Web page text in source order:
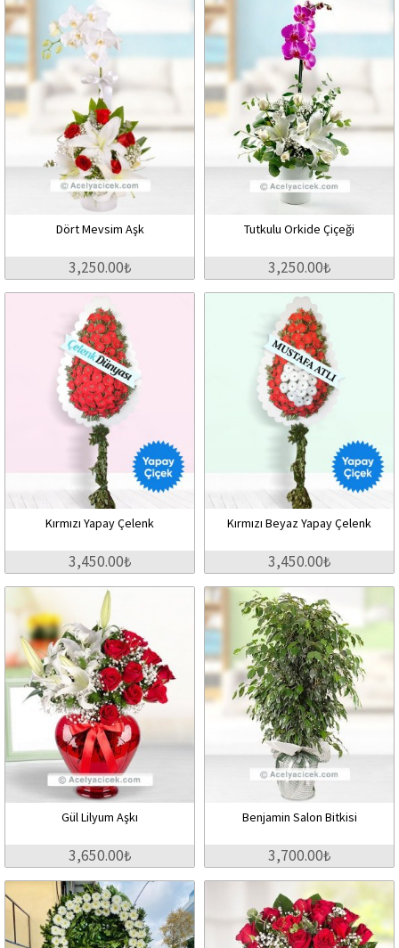
Dört Mevsim Aşk
3,250.00₺
Tutkulu Orkide Çiçeği
3,250.00₺
Kırmızı Yapay Çelenk
3,450.00₺
Kırmızı Beyaz Yapay Çelenk
3,450.00₺
Gül Lilyum Aşkı
3,650.00₺
Benjamin Salon Bitkisi
3,700.00₺